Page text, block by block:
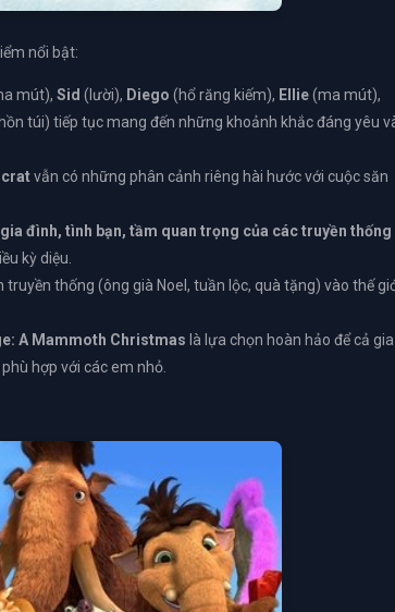
nổi bật:
mút), Sid (lười), Diego (hổ răng kiếm), Ellie(ma mút),
túi) tiếp tục mang đến những khoảnh khắc đáng yêu
vẫn có những phân cảnh riêng hài hước với cuộc săn
đình, tình bạn, tầm quan trọng của các truyền thống
kỳ diệu.
truyền thống (ông già Noel, tuần lộc, quà tặng) vào thế
A Mammoth Christmas là lựa chọn hoàn hảo để cả gia
hợp với các em nhỏ.